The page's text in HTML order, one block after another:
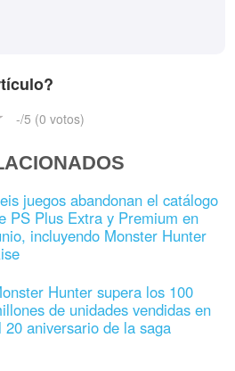
-/5 (0 votos)
juegos abandonan el catálogo
PS Plus Extra y Premium en
incluyendo Monster Hunter
Hunter supera los 100
de unidades vendidas en
20 aniversario de la saga